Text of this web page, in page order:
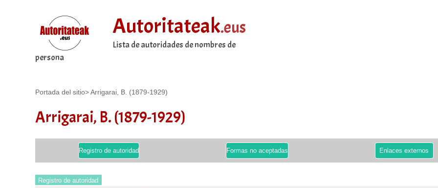
Autoritateak.eus
Lista de autoridades de nombres de
persona
Portada del sitio>Arrigarai, B. (1879-1929)
Arrigarai, B. (1879-1929)
Registro de autoridad Formas no aceptadas Enlaces externos
Registro de autoridad